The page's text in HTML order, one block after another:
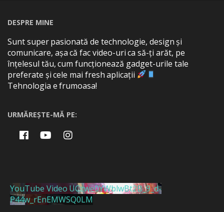
DESPRE MINE
Sunt super pasionată de technologie, design și
comunicare, așa că fac video-uri ca să-ți arăt, pe
înțelesul tău, cum funcționează gadget-urile tale
preferate și cele mai fresh aplicații
Tehnologia e frumoasa!
URMĂREȘTE-MĂ PE:
YouTube Video UCzwe0YWblwBt2B_9_d-
P44w_rEnEMWSQ0LM